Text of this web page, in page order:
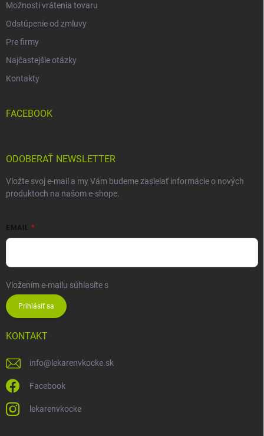
Možnosti vrátenia tovaru
Odstúpenie od zmluvy
Pre firmy
Najčastejšie otázky
Kontakty
FACEBOOK
ODOBERAŤ NEWSLETTER
Vložte svoj e-mail a my Vám budeme zasielať informácie o nových
produktoch na našom e-shope.
EMAIL
Vložením e-mailu súhlasíte s
Prihlásiť sa
KONTAKT
info@ lekarenvkocke.sk
Facebook
lekarenvkocke